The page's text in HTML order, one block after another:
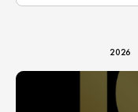
2026